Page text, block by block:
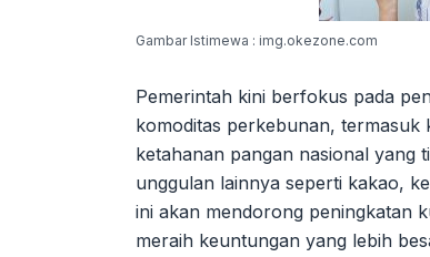
Gambar Istimewa : img.okezone.com
Pemerintah kini berfokus pada
komoditas perkebunan, termasuk
ketahanan pangan nasional yang
unggulan lainnya seperti kakao,
ini akan mendorong peningkatan
meraih keuntungan yang lebih